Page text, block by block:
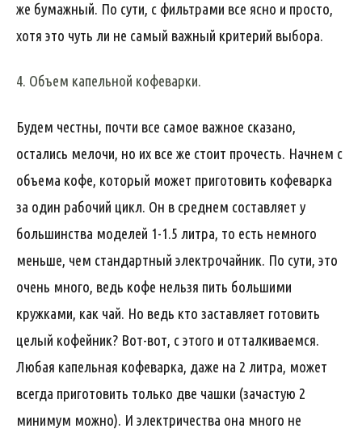
же бумажный. По сути, с фильтрами все ясно и просто,
хотя это чуть ли не самый важный критерий выбора.
4. Объем капельной кофеварки.
Будем честны, почти все самое важное сказано,
остались мелочи, но их все же стоит прочесть. Начнем с
объема кофе, который может приготовить кофеварка
за один рабочий цикл. Он в среднем составляет у
большинства моделей 1-1.5 литра, то есть немного
меньше, чем стандартный электрочайник. По сути, это
очень много, ведь кофе нельзя пить большими
кружками, как чай. Но ведь кто заставляет готовить
целый кофейник? Вот-вот, с этого и отталкиваемся.
Любая капельная кофеварка, даже на 2 литра, может
всегда приготовить только две чашки (зачастую 2
минимум можно). И электричества она много не